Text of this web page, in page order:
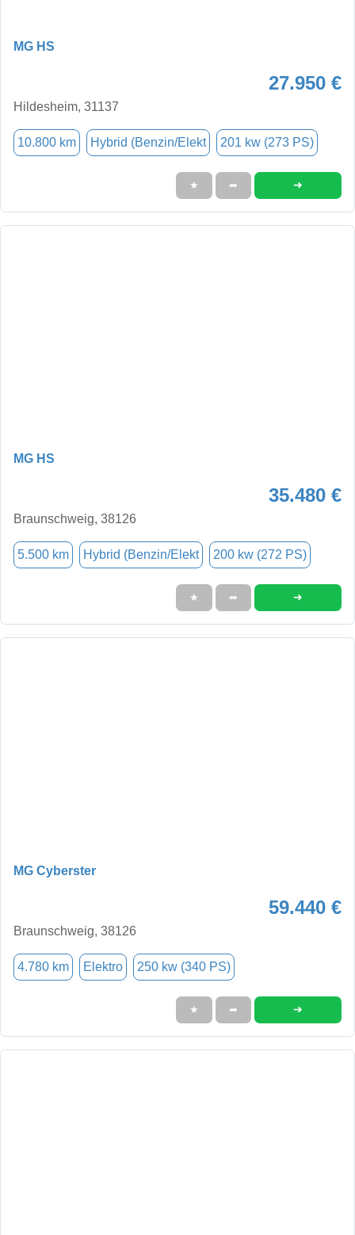
MG HS
27.950 €
Hildesheim, 31137
10.800 km Hybrid (Benzin/Elekt 201 kw (273 PS)
★ ➦ ➜
MG HS
35.480 €
Braunschweig, 38126
5.500 km Hybrid (Benzin/Elekt 200 kw (272 PS)
★ ➦ ➜
MG Cyberster
59.440 €
Braunschweig, 38126
4.780 km Elektro 250 kw (340 PS)
★ ➦ ➜